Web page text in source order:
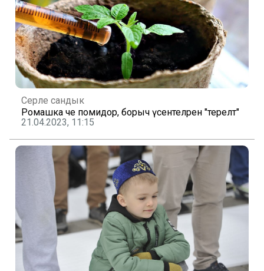
Серле сандык
Ромашка чәе помидор, борыч үсентеләрен "терелтә"
21.04.2023, 11:15